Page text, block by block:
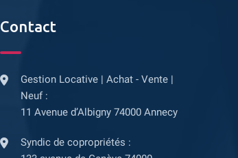
Contact
Gestion Locative | Achat - Vente |
Neuf :
11 Avenue d’Albigny 74000 Annecy
Syndic de copropriétés :